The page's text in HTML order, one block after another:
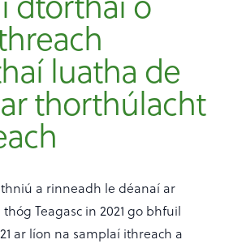
luatha de
thorthúlacht
a rinneadh le déanaí ar
Teagasc in 2021 go bhfuil
ar líon na samplaí ithreach a